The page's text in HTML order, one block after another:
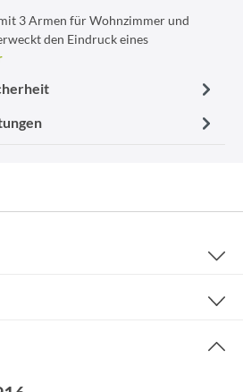
3 Armen für Wohnzimmer und
den Eindruck eines